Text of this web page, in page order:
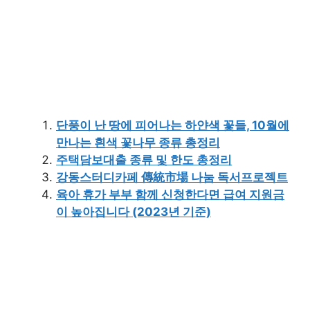
단풍이 난 땅에 피어나는 하얀색 꽃들, 10월에
만나는 흰색 꽃나무 종류 총정리
주택담보대출 종류 및 한도 총정리
강동스터디카페 傳統市場 나눔 독서프로젝트
육아 휴가 부부 함께 신청한다면 급여 지원금
이 높아집니다 (2023년 기준)